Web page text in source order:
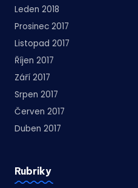
Leden 2018
Prosinec 2017
Listopad 2017
Říjen 2017
Září 2017
Srpen 2017
Červen 2017
Duben 2017
Rubriky